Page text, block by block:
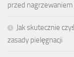
przed
Jak skutecznie
zasady pielęgnacji